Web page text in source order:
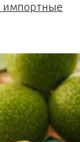
импортные